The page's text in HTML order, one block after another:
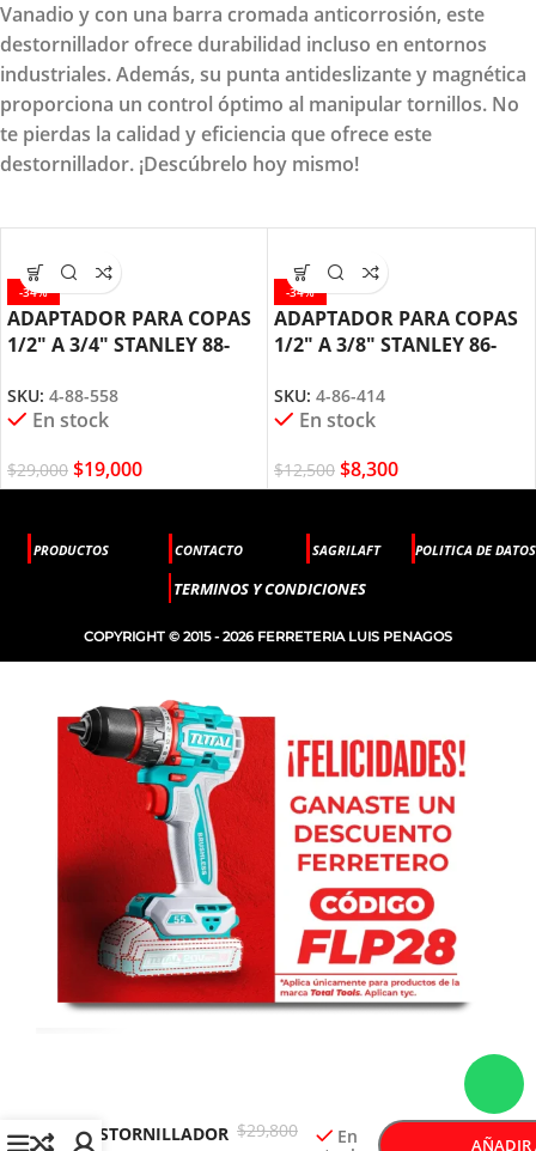
Vanadio y con una barra cromada anticorrosión, este
destornillador ofrece durabilidad incluso en entornos
industriales. Además, su punta antideslizante y magnética
proporciona un control óptimo al manipular tornillos. No
te pierdas la calidad y eficiencia que ofrece este
destornillador. ¡Descúbrelo hoy mismo!
-34%
ADAPTADOR PARA COPAS
1/2″ A 3/4″ STANLEY 88-
SKU: 4-88-558
En stock
$29,000 $19,000
-34%
ADAPTADOR PARA COPAS
1/2″ A 3/8″ STANLEY 86-
SKU: 4-86-414
En stock
$12,500 $8,300
PRODUCTOS CONTACTO SAGRILAFT POLITICA DE DATOS
TERMINOS Y CONDICIONES
COPYRIGHT © 2015 - 2026 FERRETERIA LUIS PENAGOS
DESTORNILLADOR $29,800
En
AÑADIR